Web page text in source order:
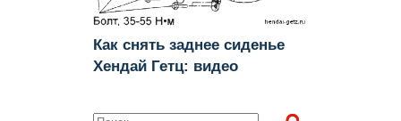
Как снять заднее сиденье
Хендай Гетц: видео